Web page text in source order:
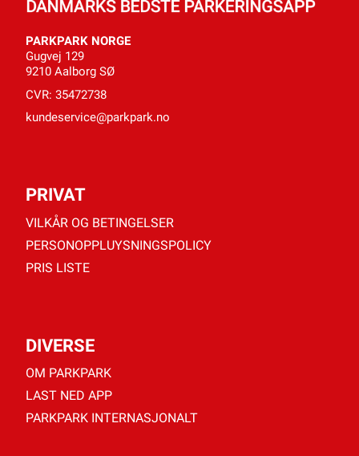
PARKPARK NORGE
Gugvej 129
9210 Aalborg SØ
CVR: 35472738
kundeservice@parkpark.no
PRIVAT
VILKÅR OG BETINGELSER
PERSONOPPLUYSNINGSPOLICY
PRIS LISTE
DIVERSE
OM PARKPARK
LAST NED APP
PARKPARK INTERNASJONALT